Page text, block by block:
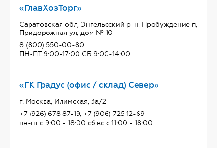
«ГлавХозТорг»
Саратовская обл, Энгельсский р-н, Пробуждение п,
Придорожная ул, дом № 10
8 (800) 550-00-80
ПН-ПТ 9:00-17:00 СБ 9:00-14:00
«ГК Градус (офис / склад) Север»
г. Москва, Илимская, 3а/2
+7 (926) 678 87-19, +7 (906) 725 12-69
пн-пт с 9:00 - 18:00 сб.вс с 11:00 - 18:00